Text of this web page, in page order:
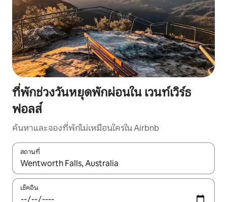
ที่พักช่วงวันหยุดพักผ่อนใน เวนท์เวิร์ธ
ฟอลส์
ค้นหาและจองที่พักไม่เหมือนใครใน Airbnb
สถานที่
ใช้ลูกศรขึ้นลง หรือใช้การสัมผัสหรือปัด เพื่อสำรวจผลการค้นหา
เช็คอิน